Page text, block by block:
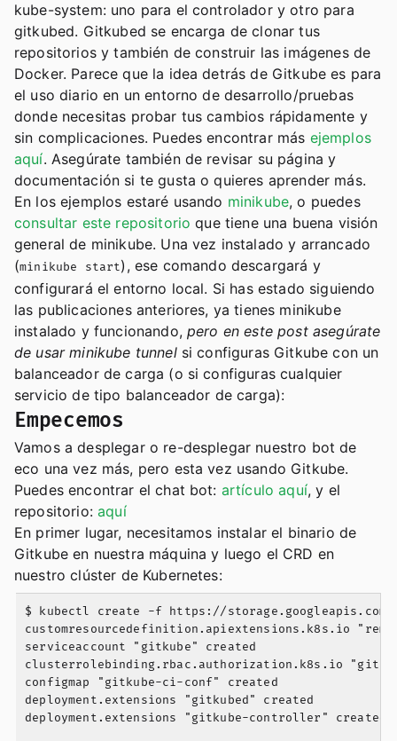
kube-system: uno para el controlador y otro para
gitkubed. Gitkubed se encarga de clonar tus
repositorios y también de construir las imágenes de
Docker. Parece que la idea detrás de Gitkube es para
el uso diario en un entorno de desarrollo/pruebas
donde necesitas probar tus cambios rápidamente y
sin complicaciones. Puedes encontrar más ejemplos
aquí. Asegúrate también de revisar su página y
documentación si te gusta o quieres aprender más.
En los ejemplos estaré usando minikube, o puedes
consultar este repositorio que tiene una buena visión
general de minikube. Una vez instalado y arrancado
(minikube start), ese comando descargará y
configurará el entorno local. Si has estado siguiendo
las publicaciones anteriores, ya tienes minikube
instalado y funcionando,pero en este post asegúrate
de usarminikube tunnelsi configuras Gitkube con un
balanceador de carga (o si configuras cualquier
servicio de tipo balanceador de carga):
Empecemos
Vamos a desplegar o re-desplegar nuestro bot de
eco una vez más, pero esta vez usando Gitkube.
Puedes encontrar el chat bot: artículo aquí, y el
repositorio:aquí
En primer lugar, necesitamos instalar el binario de
Gitkube en nuestra máquina y luego el CRD en
nuestro clúster de Kubernetes:
$ kubectl create -f https://storage.googleapis.com/
customresourcedefinition.apiextensions.k8s.io
serviceaccount "gitkube" created
clusterrolebinding.rbac.authorization.k8s.io
configmap "gitkube-ci-conf" created
deployment.extensions "gitkubed" created
deployment.extensions "gitkube-controller" created